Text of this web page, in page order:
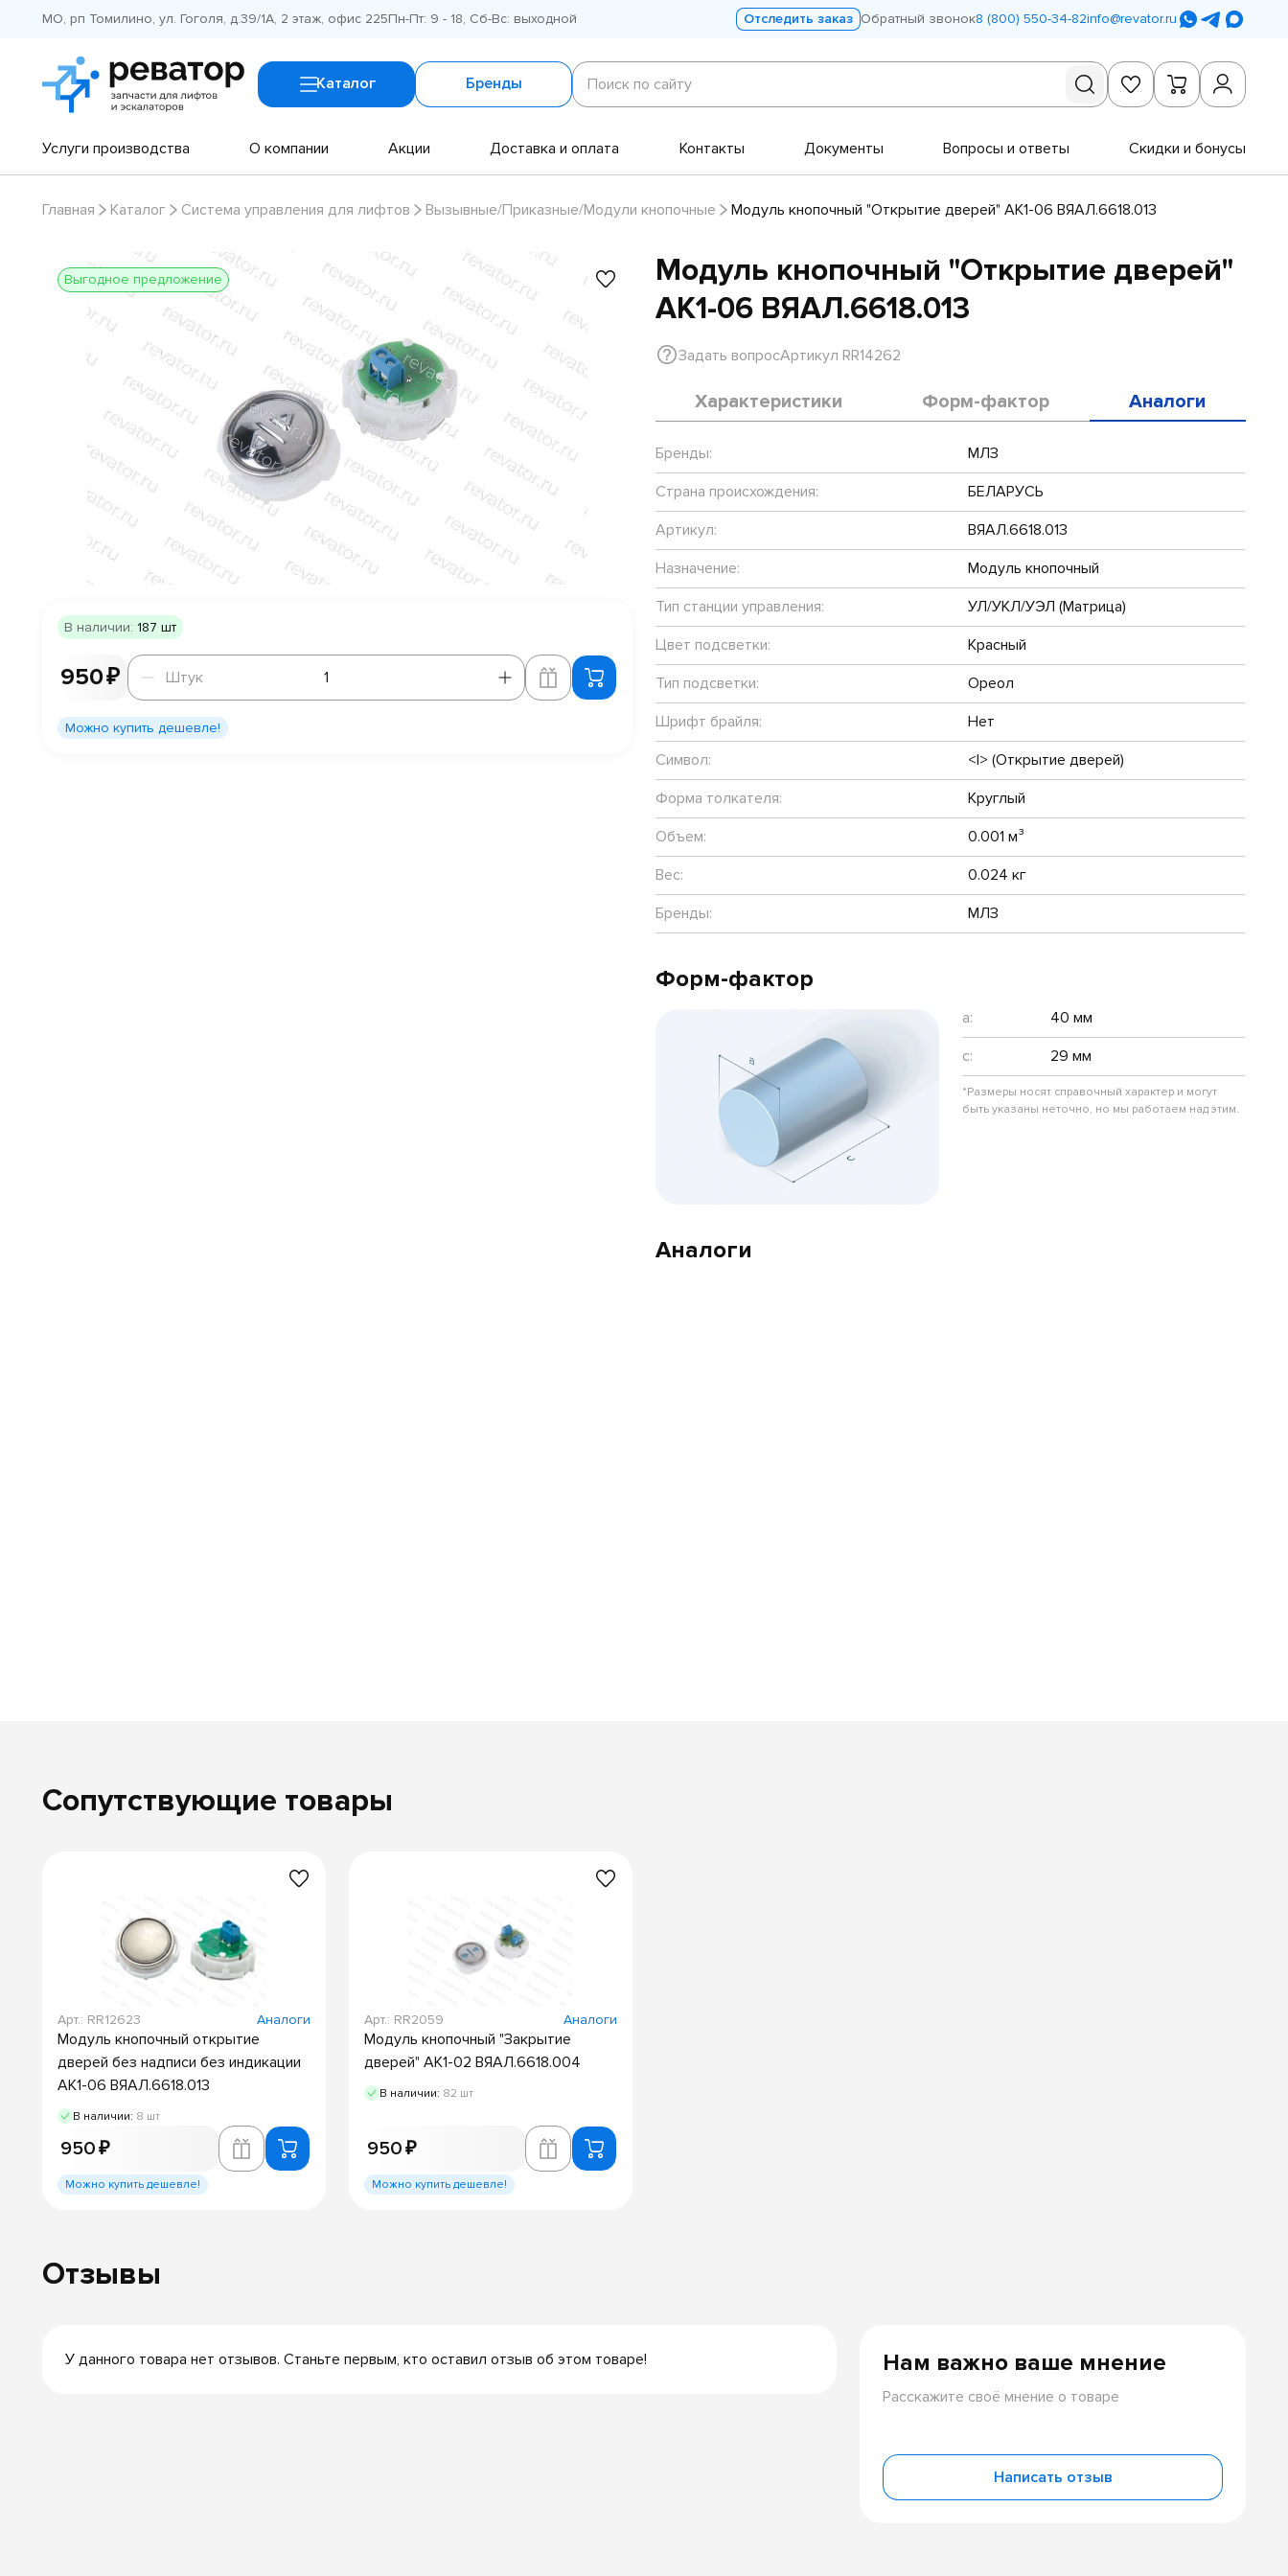
МО, рп Томилино, ул. Гоголя, д.39/1А, 2 этаж, офис 225Пн-Пт: 9 - 18, Сб-Вс: выходной Отследить заказ Обратный звонок8 (800) 550-34-82info@revator.ru
Каталог Бренды
Поиск
по
сайту
Поиск по сайту
Услуги производства О компании Акции Доставка и оплата Контакты Документы Вопросы и ответы Скидки и бонусы
Главная Каталог Система управления для лифтов Вызывные/Приказные/Модули кнопочные Модуль кнопочный "Открытие дверей" АК1-06 ВЯАЛ.6618.013
Модуль кнопочный "Открытие дверей"
АК1-06 ВЯАЛ.6618.013
Задать вопросАртикул RR14262
Выгодное предложение
В наличии: 187 шт
950 ₽
Штук
Штук
Можно купить дешевле!
Характеристики Форм-фактор Аналоги
Бренды:
МЛЗ
Страна происхождения:
БЕЛАРУСЬ
Артикул:
ВЯАЛ.6618.013
Назначение:
Модуль кнопочный
Тип станции управления:
УЛ/УКЛ/УЭЛ (Матрица)
Цвет подсветки:
Красный
Тип подсветки:
Ореол
Шрифт брайля:
Нет
Символ:
<|> (Открытие дверей)
Форма толкателя:
Круглый
Объем:
0.001 м³
Вес:
0.024 кг
Бренды:
МЛЗ
Форм-фактор
a:
40 мм
c:
29 мм
*Размеры носят справочный характер и могут
быть указаны неточно, но мы работаем над этим.
Аналоги
Сопутствующие товары
Арт.: RR12623 Аналоги
Модуль кнопочный открытие
дверей без надписи без индикации
АК1-06 ВЯАЛ.6618.013
В наличии: 8 шт
950 ₽
Можно купить дешевле!
Арт.: RR2059 Аналоги
Модуль кнопочный "Закрытие
дверей" АК1-02 ВЯАЛ.6618.004
В наличии: 82 шт
950 ₽
Можно купить дешевле!
Отзывы
У данного товара нет отзывов. Станьте первым, кто оставил отзыв об этом товаре! Нам важно ваше мнение
Расскажите своё мнение о товаре
Написать отзыв